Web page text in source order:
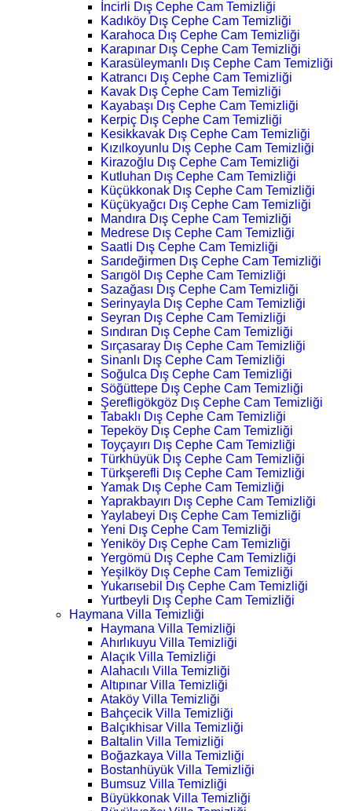
İncirli Dış Cephe Cam Temizliği
Kadıköy Dış Cephe Cam Temizliği
Karahoca Dış Cephe Cam Temizliği
Karapınar Dış Cephe Cam Temizliği
Karasüleymanlı Dış Cephe Cam Temizliği
Katrancı Dış Cephe Cam Temizliği
Kavak Dış Cephe Cam Temizliği
Kayabaşı Dış Cephe Cam Temizliği
Kerpiç Dış Cephe Cam Temizliği
Kesikkavak Dış Cephe Cam Temizliği
Kızılkoyunlu Dış Cephe Cam Temizliği
Kirazoğlu Dış Cephe Cam Temizliği
Kutluhan Dış Cephe Cam Temizliği
Küçükkonak Dış Cephe Cam Temizliği
Küçükyağcı Dış Cephe Cam Temizliği
Mandıra Dış Cephe Cam Temizliği
Medrese Dış Cephe Cam Temizliği
Saatli Dış Cephe Cam Temizliği
Sarıdeğirmen Dış Cephe Cam Temizliği
Sarıgöl Dış Cephe Cam Temizliği
Sazağası Dış Cephe Cam Temizliği
Serinyayla Dış Cephe Cam Temizliği
Seyran Dış Cephe Cam Temizliği
Sındıran Dış Cephe Cam Temizliği
Sırçasaray Dış Cephe Cam Temizliği
Sinanlı Dış Cephe Cam Temizliği
Soğulca Dış Cephe Cam Temizliği
Söğüttepe Dış Cephe Cam Temizliği
Şerefligökgöz Dış Cephe Cam Temizliği
Tabaklı Dış Cephe Cam Temizliği
Tepeköy Dış Cephe Cam Temizliği
Toyçayırı Dış Cephe Cam Temizliği
Türkhüyük Dış Cephe Cam Temizliği
Türkşerefli Dış Cephe Cam Temizliği
Yamak Dış Cephe Cam Temizliği
Yaprakbayırı Dış Cephe Cam Temizliği
Yaylabeyi Dış Cephe Cam Temizliği
Yeni Dış Cephe Cam Temizliği
Yeniköy Dış Cephe Cam Temizliği
Yergömü Dış Cephe Cam Temizliği
Yeşilköy Dış Cephe Cam Temizliği
Yukarısebil Dış Cephe Cam Temizliği
Yurtbeyli Dış Cephe Cam Temizliği
Haymana Villa Temizliği
Haymana Villa Temizliği
Ahırlıkuyu Villa Temizliği
Alaçık Villa Temizliği
Alahacılı Villa Temizliği
Altıpınar Villa Temizliği
Ataköy Villa Temizliği
Bahçecik Villa Temizliği
Balçıkhisar Villa Temizliği
Baltalin Villa Temizliği
Boğazkaya Villa Temizliği
Bostanhüyük Villa Temizliği
Bumsuz Villa Temizliği
Büyükkonak Villa Temizliği